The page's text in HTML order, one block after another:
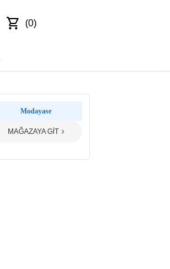
shopping_cart (0)
Modayase
MAĞAZAYA GİT